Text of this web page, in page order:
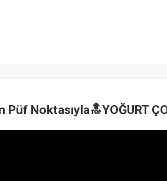
Noktasıyla🔝YOĞURT